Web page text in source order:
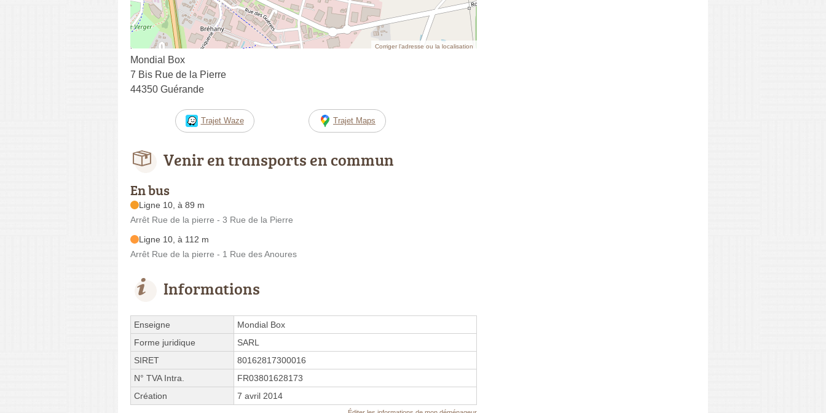
Corriger l’adresse ou la localisation
Mondial Box
7 Bis Rue de la Pierre
44350 Guérande
Trajet Waze Trajet Maps
Venir en transports en commun
En bus
Ligne 10, à 89 m
Arrêt Rue de la pierre - 3 Rue de la Pierre
Ligne 10, à 112 m
Arrêt Rue de la pierre - 1 Rue des Anoures
Informations
Enseigne
Mondial Box
Forme juridique
SARL
SIRET
80162817300016
N° TVA Intra.
FR03801628173
Création
7 avril 2014